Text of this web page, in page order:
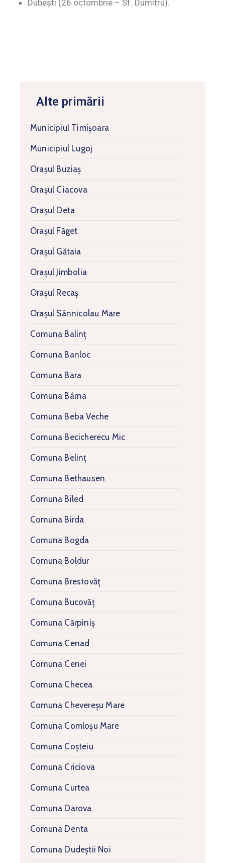
Alte primării
Municipiul Timişoara
Municipiul Lugoj
Orașul Buziaș
Orașul Ciacova
Orașul Deta
Orașul Făget
Orașul Gătaia
Orașul Jimbolia
Orașul Recaș
Orașul Sânnicolau Mare
Comuna Balinț
Comuna Banloc
Comuna Bara
Comuna Bârna
Comuna Beba Veche
Comuna Becicherecu Mic
Comuna Belinț
Comuna Bethausen
Comuna Biled
Comuna Birda
Comuna Bogda
Comuna Boldur
Comuna Brestovăț
Comuna Bucovăț
Comuna Cărpiniș
Comuna Cenad
Comuna Cenei
Comuna Checea
Comuna Chevereșu Mare
Comuna Comloșu Mare
Comuna Coșteiu
Comuna Criciova
Comuna Curtea
Comuna Darova
Comuna Denta
Comuna Dudeștii Noi
Dubeşti (26 octombrie – Sf. Dumitru).